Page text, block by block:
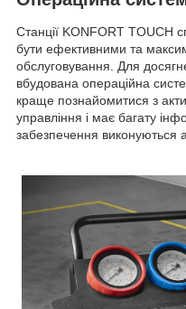
Станції KONFORT TOUCH
бути ефективними та
обслуговування. Для
вбудована операційна
краще познайомитися з
управління і має багату
забезпечення виконуються